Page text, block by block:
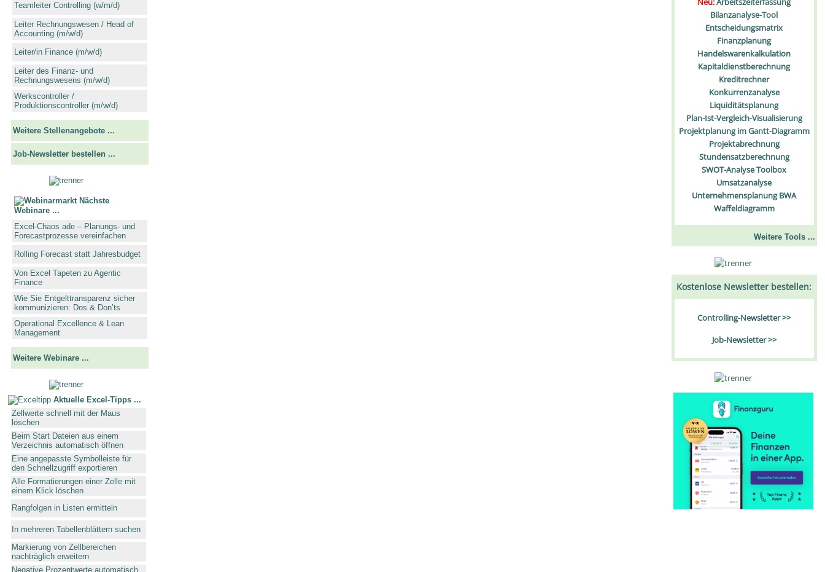
Teamleiter Controlling (w/m/d)
Leiter Rechnungswesen / Head of
Accounting (m/w/d)
Leiter/in Finance (m/w/d)
Leiter des Finanz- und
Rechnungswesens (m/w/d)
Werkscontroller /
Produktionscontroller (m/w/d)
Weitere Stellenangebote ...
Job-Newsletter bestellen ...
Nächste
Webinare ...
Excel-Chaos ade – Planungs- und
Forecastprozesse vereinfachen
Rolling Forecast statt Jahresbudget
Von Excel Tapeten zu Agentic
Finance
Wie Sie Entgelttransparenz sicher
kommunizieren: Dos & Don’ts
Operational Excellence & Lean
Management
Weitere Webinare ...
Aktuelle Excel-Tipps ...
Zellwerte schnell mit der Maus
löschen
Beim Start Dateien aus einem
Verzeichnis automatisch öffnen
Eine angepasste Symbolleiste für
den Schnellzugriff exportieren
Alle Formatierungen einer Zelle mit
einem Klick löschen
Rangfolgen in Listen ermitteln
In mehreren Tabellenblättern suchen
Markierung von Zellbereichen
nachträglich erweitern
Negative Prozentwerte automatisch
Bilanzanalyse-Tool
Entscheidungsmatrix
Finanzplanung
Handelswarenkalkulation
Kapitaldienstberechnung
Kreditrechner
Konkurrenzanalyse
Liquiditätsplanung
Plan-Ist-Vergleich-Visualisierung
Projektplanung im Gantt-Diagramm
Projektabrechnung
Stundensatzberechnung
SWOT-Analyse Toolbox
Umsatzanalyse
Unternehmensplanung BWA
Waffeldiagramm
Weitere Tools ...
Kostenlose Newsletter bestellen:
Controlling-Newsletter >>
Job-Newsletter >>